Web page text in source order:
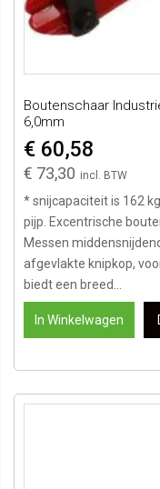
Boutenschaar
6,0mm
€ 73,30
€ 60,58
* snijcapaciteit is 162
pijp. Excentrische
Messen
afgevlakte knipkop,
biedt een breed...
In Winkelwagen